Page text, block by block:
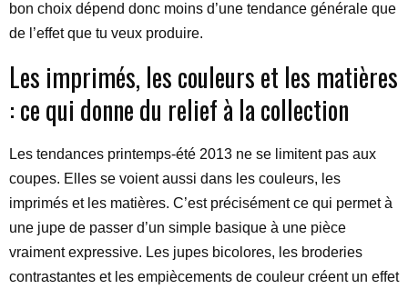
bon choix dépend donc moins d’une tendance générale que
de l’effet que tu veux produire.
Les imprimés, les couleurs et les matières
: ce qui donne du relief à la collection
Les tendances printemps-été 2013 ne se limitent pas aux
coupes. Elles se voient aussi dans les couleurs, les
imprimés et les matières. C’est précisément ce qui permet à
une jupe de passer d’un simple basique à une pièce
vraiment expressive. Les jupes bicolores, les broderies
contrastantes et les empiècements de couleur créent un effet